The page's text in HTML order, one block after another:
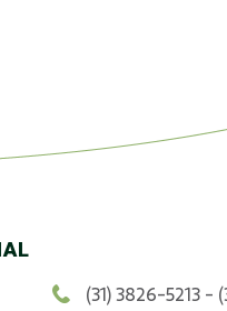
(31) 3826-5213 -